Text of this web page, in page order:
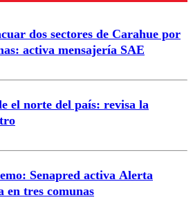
dos sectores de Carahue por
activa mensajería SAE
el norte del país: revisa la
Senapred activa Alerta
en tres comunas